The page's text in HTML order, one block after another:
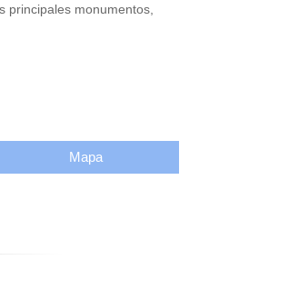
principales monumentos,
Mapa